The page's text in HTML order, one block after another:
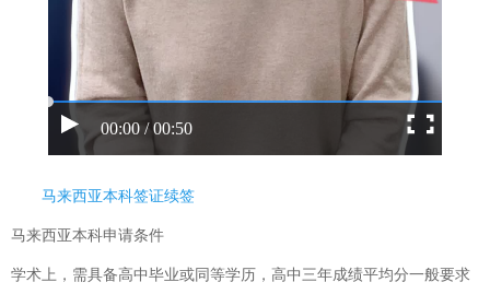
00:00 / 00:50
马来西亚本科签证续签
马来西亚本科申请条件
学术上，需具备高中毕业或同等学历，高中三年成绩平均分一般要求